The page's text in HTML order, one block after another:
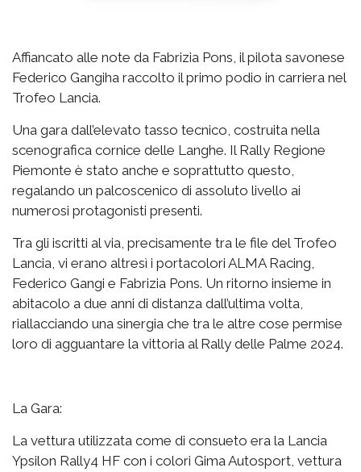
Affiancato alle note da Fabrizia Pons, il pilota savonese
Federico Gangiha raccolto il primo podio in carriera nel
Trofeo Lancia.
Una gara dall’elevato tasso tecnico, costruita nella
scenografica cornice delle Langhe. Il Rally Regione
Piemonte è stato anche e soprattutto questo,
regalando un palcoscenico di assoluto livello ai
numerosi protagonisti presenti.
Tra gli iscritti al via, precisamente tra le file del Trofeo
Lancia, vi erano altresì i portacolori ALMA Racing,
Federico Gangi e Fabrizia Pons. Un ritorno insieme in
abitacolo a due anni di distanza dall’ultima volta,
riallacciando una sinergia che tra le altre cose permise
loro di agguantare la vittoria al Rally delle Palme 2024.
La Gara:
La vettura utilizzata come di consueto era la Lancia
Ypsilon Rally4 HF con i colori Gima Autosport, vettura